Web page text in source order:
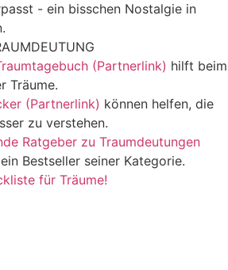
- ein bisschen Nostalgie in
(Partnerlink) hilft beim
Träume.
(Partnerlink) können helfen, die
zu verstehen.
Ratgeber zu Traumdeutungen
Bestseller seiner Kategorie.
für Träume!